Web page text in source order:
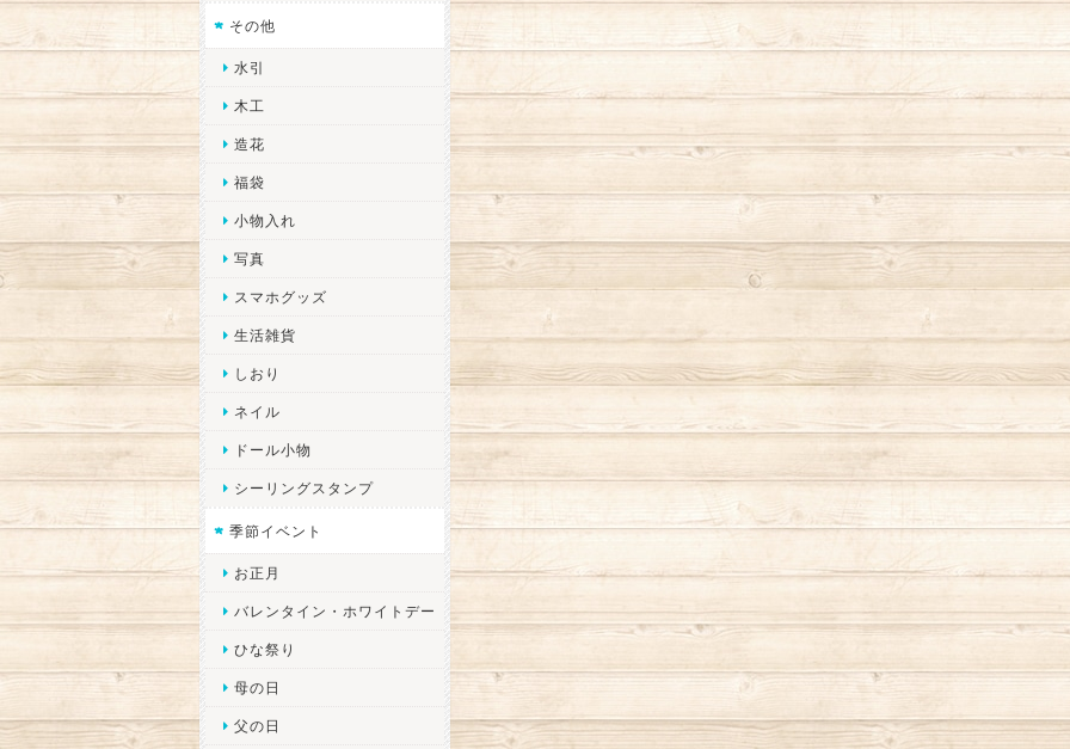
その他
水引
木工
造花
福袋
小物入れ
写真
スマホグッズ
生活雑貨
しおり
ネイル
ドール小物
シーリングスタンプ
季節イベント
お正月
バレンタイン・ホワイトデー
ひな祭り
母の日
父の日